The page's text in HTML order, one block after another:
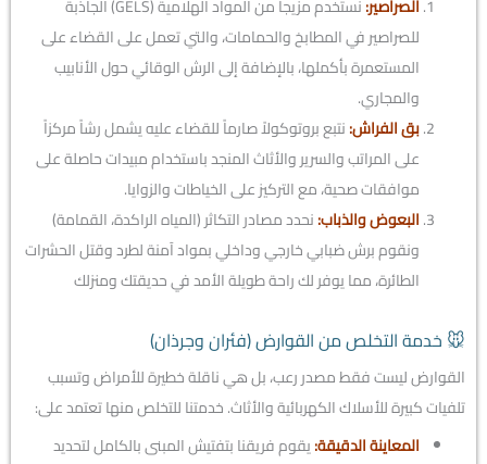
الصراصير:
نستخدم مزيجاً من المواد الهلامية (GELS) الجاذبة
للصراصير في المطابخ والحمامات، والتي تعمل على القضاء على
المستعمرة بأكملها، بالإضافة إلى الرش الوقائي حول الأنابيب
والمجاري.
بق الفراش:نتبع بروتوكولاً صارماً للقضاء عليه يشمل رشاً مركزاً
على المراتب والسرير والأثاث المنجد باستخدام مبيدات حاصلة على
موافقات صحية، مع التركيز على الخياطات والزوايا.
البعوض والذباب:نحدد مصادر التكاثر (المياه الراكدة، القمامة)
ونقوم برش ضبابي خارجي وداخلي بمواد آمنة لطرد وقتل الحشرات
الطائرة، مما يوفر لك راحة طويلة الأمد في حديقتك ومنزلك
🐭 خدمة التخلص من القوارض (فئران وجرذان)
القوارض ليست فقط مصدر رعب، بل هي ناقلة خطيرة للأمراض وتسبب
تلفيات كبيرة للأسلاك الكهربائية والأثاث. خدمتنا للتخلص منها تعتمد على:
المعاينة الدقيقة:يقوم فريقنا بتفتيش المبنى بالكامل لتحديد